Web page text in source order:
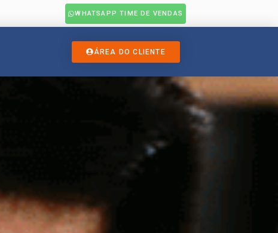
WHATSAPP TIME DE VENDAS
ÁREA DO CLIENTE